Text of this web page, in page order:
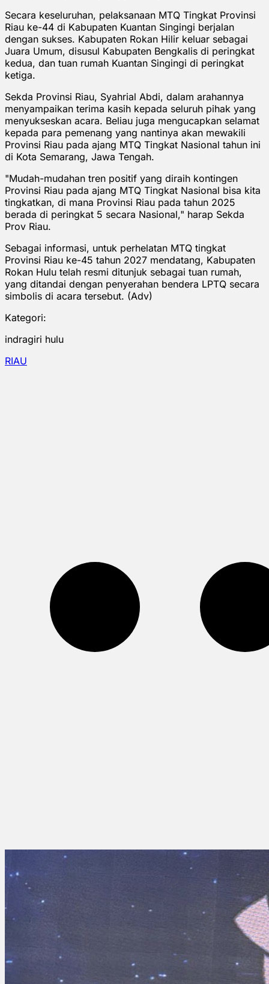
Secara keseluruhan, pelaksanaan MTQ Tingkat Provinsi
Riau ke-44 di Kabupaten Kuantan Singingi berjalan
dengan sukses. Kabupaten Rokan Hilir keluar sebagai
Juara Umum, disusul Kabupaten Bengkalis di peringkat
kedua, dan tuan rumah Kuantan Singingi di peringkat
ketiga.
Sekda Provinsi Riau, Syahrial Abdi, dalam arahannya
menyampaikan terima kasih kepada seluruh pihak yang
menyukseskan acara. Beliau juga mengucapkan selamat
kepada para pemenang yang nantinya akan mewakili
Provinsi Riau pada ajang MTQ Tingkat Nasional tahun ini
di Kota Semarang, Jawa Tengah.
"Mudah-mudahan tren positif yang diraih kontingen
Provinsi Riau pada ajang MTQ Tingkat Nasional bisa kita
tingkatkan, di mana Provinsi Riau pada tahun 2025
berada di peringkat 5 secara Nasional," harap Sekda
Prov Riau.
Sebagai informasi, untuk perhelatan MTQ tingkat
Provinsi Riau ke-45 tahun 2027 mendatang, Kabupaten
Rokan Hulu telah resmi ditunjuk sebagai tuan rumah,
yang ditandai dengan penyerahan bendera LPTQ secara
simbolis di acara tersebut. (Adv)
Kategori:
indragiri hulu
RIAU